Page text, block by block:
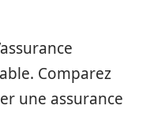
Comparez
une assurance